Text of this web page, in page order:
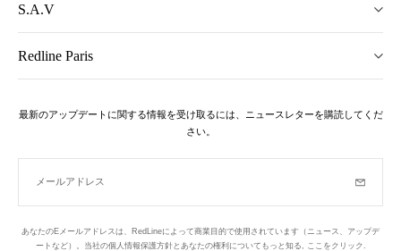
S.A.V
Redline Paris
最新のアップデートに関する情報を受け取るには、ニュースレターを購読してくだ
さい。
メールアドレス
あなたのEメールアドレスは、RedLineによって商業目的で使用されています（ニュース、アップデ
ートなど）。当社の個人情報保護方針とあなたの権利についてもっと知る,
ここをクリック